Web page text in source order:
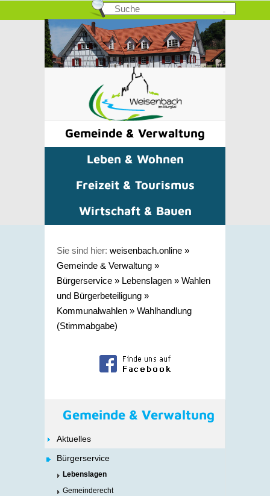
Gemeinde & Verwaltung
Leben & Wohnen
Freizeit & Tourismus
Wirtschaft & Bauen
Sie sind hier: weisenbach.online »
Gemeinde & Verwaltung »
Bürgerservice » Lebenslagen » Wahlen
und Bürgerbeteiligung »
Kommunalwahlen » Wahlhandlung
(Stimmabgabe)
Gemeinde & Verwaltung
Aktuelles
Bürgerservice
Lebenslagen
Gemeinderecht